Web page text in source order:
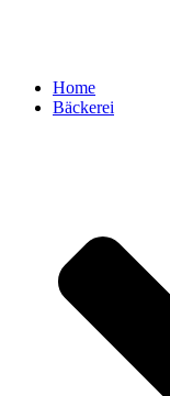
Home
Bäckerei